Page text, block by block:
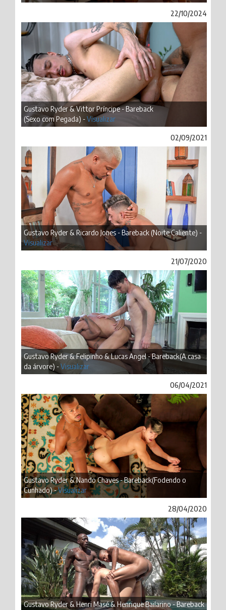
22/10/2024
Gustavo Ryder & Vittor Príncipe - Bareback
(Sexo com Pegada) -Visualizar
02/09/2021
Gustavo Ryder & Ricardo Jones - Bareback (Noite Caliente) -
Visualizar
21/07/2020
Gustavo Ryder & Felipinho & Lucas Angel - Bareback(A casa
da árvore) -Visualizar
06/04/2021
Gustavo Ryder & Nando Chaves - Bareback(Fodendo o
Cunhado) -Visualizar
28/04/2020
Gustavo Ryder & Henri Masé & Henrique Bailarino - Bareback